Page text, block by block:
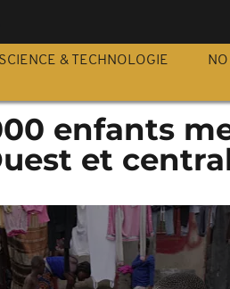
SCIENCE & TECHNOLOGIE
enfants
et